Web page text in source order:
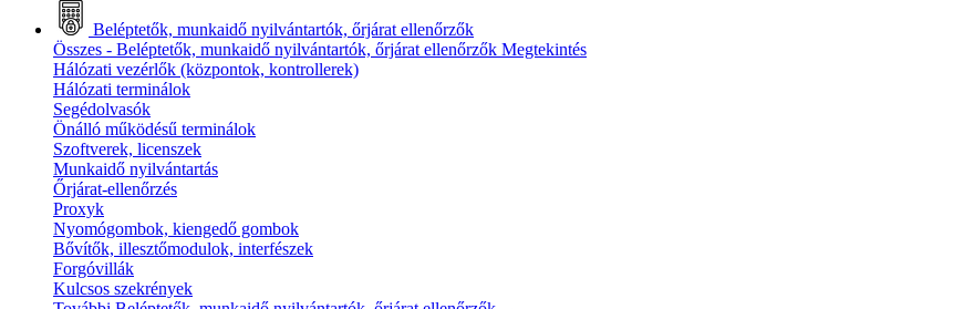
Beléptetők, munkaidő nyilvántartók, őrjárat ellenőrzők
Összes - Beléptetők, munkaidő nyilvántartók, őrjárat ellenőrzők Megtekintés
Hálózati vezérlők (központok, kontrollerek)
Hálózati terminálok
Segédolvasók
Önálló működésű terminálok
Szoftverek, licenszek
Munkaidő nyilvántartás
Őrjárat-ellenőrzés
Proxyk
Nyomógombok, kiengedő gombok
Bővítők, illesztőmodulok, interfészek
Forgóvillák
Kulcsos szekrények